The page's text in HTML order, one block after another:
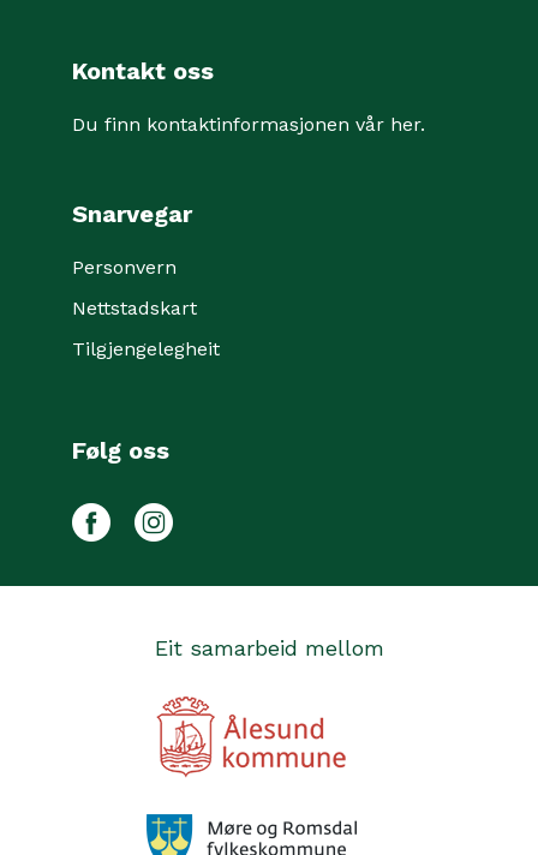
Kontakt oss
Du finn kontaktinformasjonen vår her.
Snarvegar
Personvern
Nettstadskart
Tilgjengelegheit
Følg oss
Facebook
Eit samarbeid mellom